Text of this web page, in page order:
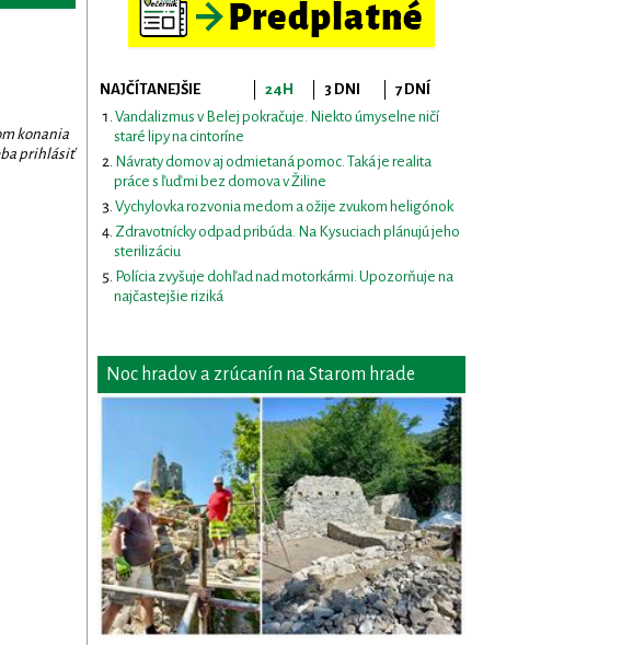
konania
prihlásiť
NAJČÍTANEJŠIE 24H 3 DNI
7 DNÍ
Vandalizmus v Belej pokračuje. Niekto úmyselne ničí
staré lipy na cintoríne
Návraty domov aj odmietaná pomoc. Taká je realita
práce s ľuďmi bez domova v Žiline
Vychylovka rozvonia medom a ožije zvukom heligónok
Zdravotnícky odpad pribúda. Na Kysuciach plánujú jeho
sterilizáciu
Polícia zvyšuje dohľad nad motorkármi. Upozorňuje na
najčastejšie riziká
Noc hradov a zrúcanín na Starom hrade